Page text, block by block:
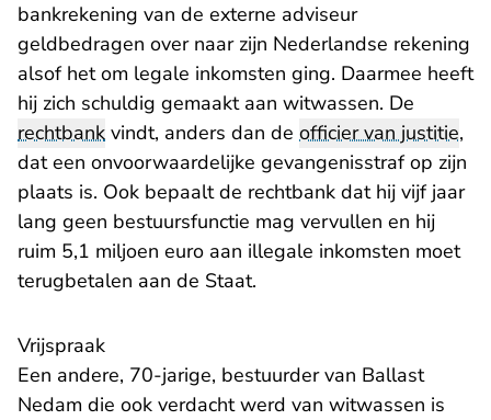
bankrekening van de externe adviseur
geldbedragen over naar zijn Nederlandse rekening
alsof het om legale inkomsten ging. Daarmee heeft
hij zich schuldig gemaakt aan witwassen. De
rechtbank vindt, anders dan de officier van justitie,
dat een onvoorwaardelijke gevangenisstraf op zijn
plaats is. Ook bepaalt de rechtbank dat hij vijf jaar
lang geen bestuursfunctie mag vervullen en hij
ruim 5,1 miljoen euro aan illegale inkomsten moet
terugbetalen aan de Staat.
Vrijspraak
Een andere, 70-jarige, bestuurder van Ballast
Nedam die ook verdacht werd van witwassen is